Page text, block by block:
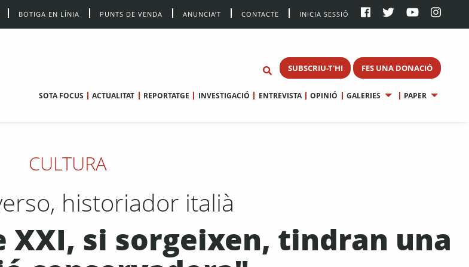
BOTIGA EN LÍNIA PUNTS DE VENDA ANUNCIA’T CONTACTE INICIA SESSIÓ
SUBSCRIU-T'HI FES UNA DONACIÓ
SOTA FOCUS ACTUALITAT REPORTATGE INVESTIGACIÓ ENTREVISTA OPINIÓ GALERIES PAPER
CULTURA
historiador italià
XXI, si sorgeixen, tindran una